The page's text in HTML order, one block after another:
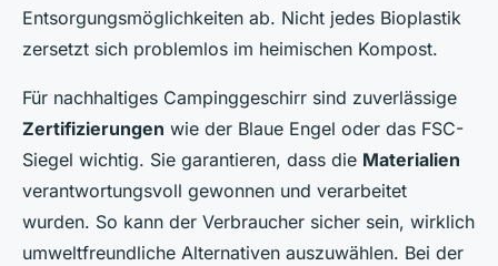
Entsorgungsmöglichkeiten ab. Nicht jedes Bioplastik
zersetzt sich problemlos im heimischen Kompost.
Für nachhaltiges Campinggeschirr sind zuverlässige
Zertifizierungen wie der Blaue Engel oder das FSC-
Siegel wichtig. Sie garantieren, dass die Materialien
verantwortungsvoll gewonnen und verarbeitet
wurden. So kann der Verbraucher sicher sein, wirklich
umweltfreundliche Alternativen auszuwählen. Bei der